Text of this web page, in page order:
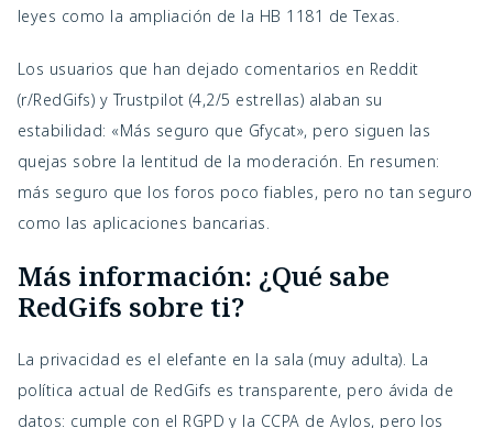
leyes como la ampliación de la HB 1181 de Texas.
Los usuarios que han dejado comentarios en Reddit
(r/RedGifs) y Trustpilot (4,2/5 estrellas) alaban su
estabilidad: «Más seguro que Gfycat», pero siguen las
quejas sobre la lentitud de la moderación. En resumen:
más seguro que los foros poco fiables, pero no tan seguro
como las aplicaciones bancarias.
Más información: ¿Qué sabe
RedGifs sobre ti?
La privacidad es el elefante en la sala (muy adulta). La
política actual de RedGifs es transparente, pero ávida de
datos: cumple con el RGPD y la CCPA de Aylos, pero los